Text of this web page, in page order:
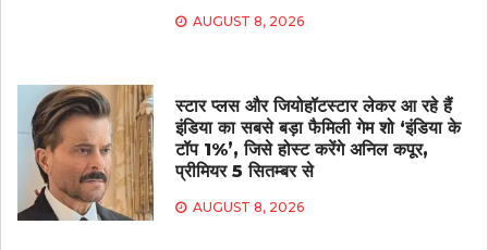
AUGUST 8, 2026
स्टार प्लस और जियोहॉटस्टार लेकर आ रहे हैं
इंडिया का सबसे बड़ा फैमिली गेम शो ‘इंडिया के
टॉप 1%’, जिसे होस्ट करेंगे अनिल कपूर,
प्रीमियर 5 सितम्बर से
AUGUST 8, 2026